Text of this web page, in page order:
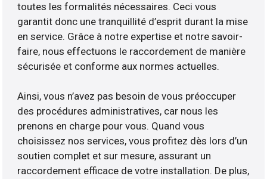
toutes les formalités nécessaires. Ceci vous
garantit donc une tranquillité d’esprit durant la mise
en service. Grâce à notre expertise et notre savoir-
faire, nous effectuons le raccordement de manière
sécurisée et conforme aux normes actuelles.
Ainsi, vous n’avez pas besoin de vous préoccuper
des procédures administratives, car nous les
prenons en charge pour vous. Quand vous
choisissez nos services, vous profitez dès lors d’un
soutien complet et sur mesure, assurant un
raccordement efficace de votre installation. De plus,